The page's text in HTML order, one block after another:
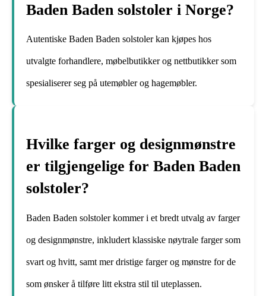
Baden Baden solstoler i Norge?
Autentiske Baden Baden solstoler kan kjøpes hos
utvalgte forhandlere, møbelbutikker og nettbutikker som
spesialiserer seg på utemøbler og hagemøbler.
Hvilke farger og designmønstre
er tilgjengelige for Baden Baden
solstoler?
Baden Baden solstoler kommer i et bredt utvalg av farger
og designmønstre, inkludert klassiske nøytrale farger som
svart og hvitt, samt mer dristige farger og mønstre for de
som ønsker å tilføre litt ekstra stil til uteplassen.